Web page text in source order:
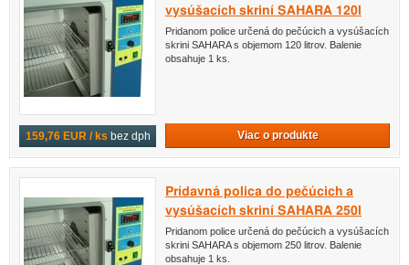
159,76 EUR / ks bez dph
vysúšacích skriní SAHARA 120l
Pridanom police určená do pečúcich a vysúšacích
skrini SAHARA s objemom 120 litrov. Balenie
obsahuje 1 ks.
Viac o produkte
Prídavná polica do pečúcich a
vysúšacích skriní SAHARA 250l
Pridanom police určená do pečúcich a vysúšacích
skrini SAHARA s objemom 250 litrov. Balenie
obsahuje 1 ks.